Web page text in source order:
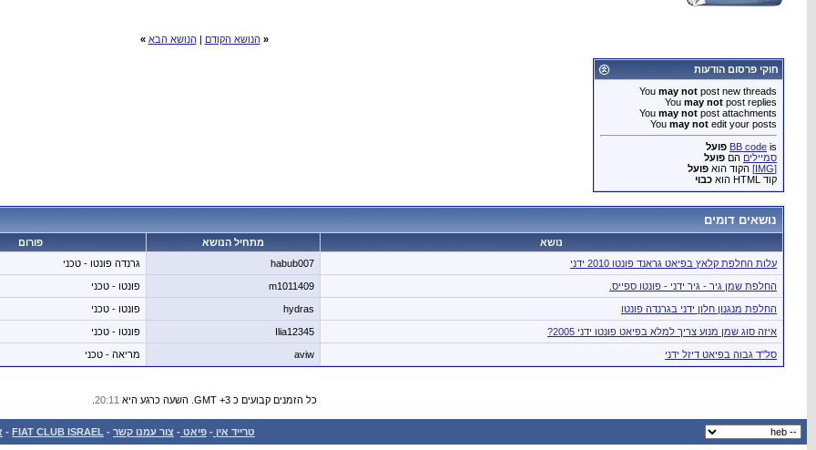
« הנושא הקודם | הנושא הבא »
חוקי פרסום הודעות
You may not post new threads
You may not post replies
You may not post attachments
You may not edit your posts
BB code is
פועל
סמיילים הם פועל
[IMG]
הקוד הוא פועל
קוד HTML הוא
כבוי
נושאים דומים
נושא מתחיל הנושא
פורום
עלות החלפת קלאץ בפיאט גראנד פונטו 2010 ידני
habub007 גרנדה פונטו - טכני
החלפת שמן גיר - גיר ידני - פונטו ספייס. m1011409 פונטו - טכני
החלפת מנגנון חלון ידני בגרנדה פונטו hydras פונטו - טכני
איזה סוג שמן מנוע צריך למלא בפיאט פונטו ידני 2005? Ilia12345 פונטו - טכני
סל"ד גבוה בפיאט דיזל ידני aviw מריאה - טכני
כל הזמנים קבועים כ GMT +3. השעה כרגע היא 20:11
טרייד אין - פיאט - צור עמנו קשר -
FIAT CLUB ISRAEL
-